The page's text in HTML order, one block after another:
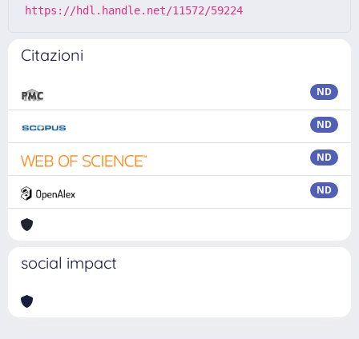
https://hdl.handle.net/11572/59224
Citazioni
ND
ND
ND
ND
social impact